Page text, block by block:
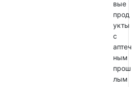
вые
прод
укты
с
аптеч
ным
прош
лым